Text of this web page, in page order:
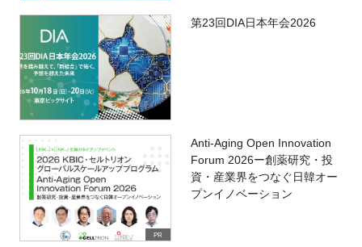
第23回DIA日本年会2026
PR
Anti-Aging Open Innovation
Forum 2026ー創薬研究・投
資・産業界をつなぐ日韓オー
プンイノベーション